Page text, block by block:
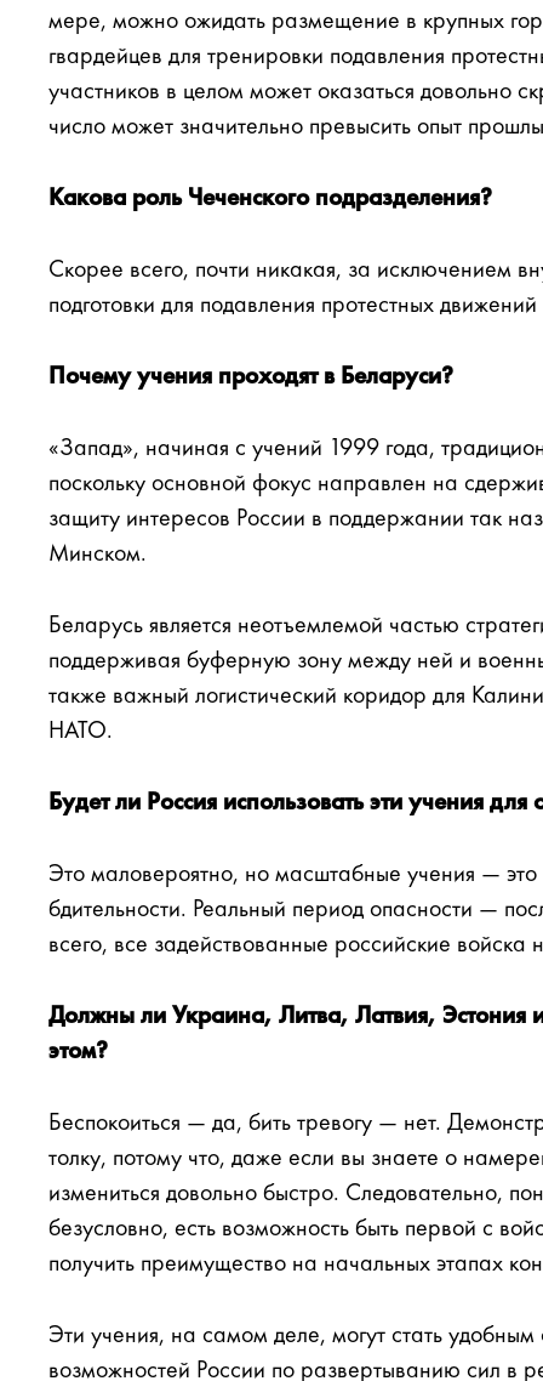
мере, можно ожидать размещение в крупных
гвардейцев для тренировки подавления
участников в целом может оказаться довольно
число может значительно превысить опыт
Какова роль Чеченского подразделения?
Скорее всего, почти никакая, за исключением
подготовки для подавления протестных
Почему учения проходят в Беларуси?
«Запад», начиная с учений 1999 года,
поскольку основной фокус направлен на
защиту интересов России в поддержании так
Минском.
Беларусь является неотъемлемой частью
поддерживая буферную зону между ней и
также важный логистический коридор для
НАТО.
Будет ли Россия использовать эти учения
Это маловероятно, но масштабные учения — это
бдительности. Реальный период опасности —
всего, все задействованные российские
Должны ли Украина, Литва, Латвия, Эстония
этом?
Беспокоиться — да, бить тревогу — нет.
толку, потому что, даже если вы знаете о
измениться довольно быстро. Следовательно,
безусловно, есть возможность быть первой с
получить преимущество на начальных этапах
Эти учения, на самом деле, могут cтать
возможностей России по развертыванию сил в